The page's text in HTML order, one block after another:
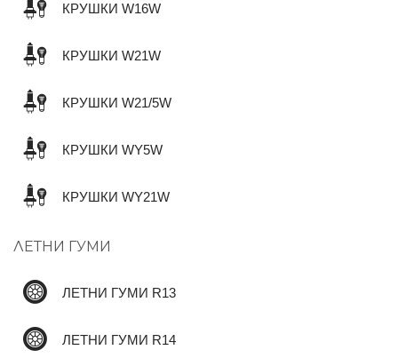
КРУШКИ W16W
КРУШКИ W21W
КРУШКИ W21/5W
КРУШКИ WY5W
КРУШКИ WY21W
ЛЕТНИ ГУМИ
ЛЕТНИ ГУМИ R13
ЛЕТНИ ГУМИ R14